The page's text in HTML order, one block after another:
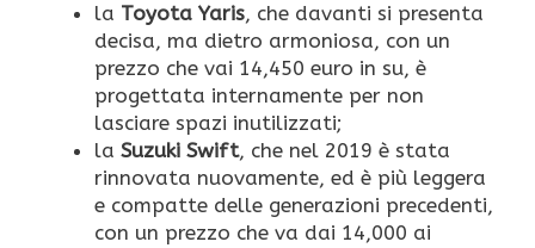
la Toyota Yaris, che davanti si presenta
decisa, ma dietro armoniosa, con un
prezzo che vai 14,450 euro in su, è
progettata internamente per non
lasciare spazi inutilizzati;
la Suzuki Swift, che nel 2019 è stata
rinnovata nuovamente, ed è più leggera
e compatte delle generazioni precedenti,
con un prezzo che va dai 14,000 ai